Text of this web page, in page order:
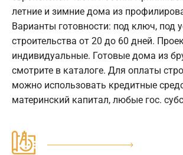
летние и зимние дома из
Варианты готовности: под ключ, под
строительства от 20 до 60 дней.
индивидуальные. Готовые дома из
смотрите в каталоге. Для оплаты
можно использовать кредитные
материнский капитал, любые гос.